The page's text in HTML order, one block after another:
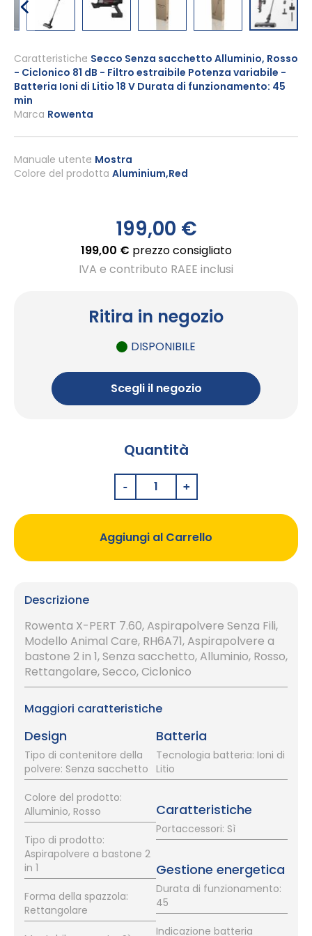
all'inizio
della
galleria
di
immagini
199,00 €
199,00 € prezzo consigliato
IVA e contributo RAEE inclusi
Ritira in negozio
DISPONIBILE
Scegli il negozio
Quantità
Aggiungi al Carrello
Marca Rowenta
Manuale utente Mostra
Caratteristiche Secco Senza sacchetto Alluminio, Rosso
- Ciclonico 81 dB - Filtro estraibile Potenza variabile -
Batteria Ioni di Litio 18 V Durata di funzionamento: 45
min
Colore del prodotto Aluminium,Red
Descrizione
Rowenta X-PERT 7.60, Aspirapolvere Senza Fili,
Modello Animal Care, RH6A71, Aspirapolvere a
bastone 2 in 1, Senza sacchetto, Alluminio, Rosso,
Rettangolare, Secco, Ciclonico
Maggiori caratteristiche
Design
Tipo di contenitore della
polvere: Senza sacchetto
Colore del prodotto:
Alluminio, Rosso
Tipo di prodotto:
Aspirapolvere a bastone 2
in 1
Forma della spazzola:
Rettangolare
Batteria
Tecnologia batteria: Ioni di
Litio
Caratteristiche
Portaccessori: Sì
Gestione energetica
Durata di funzionamento:
45
Indicazione batteria